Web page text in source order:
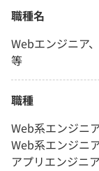
職種名
Webエンジニア
等
職種
Web系エンジニ
Web系エンジニ
アプリエンジニア